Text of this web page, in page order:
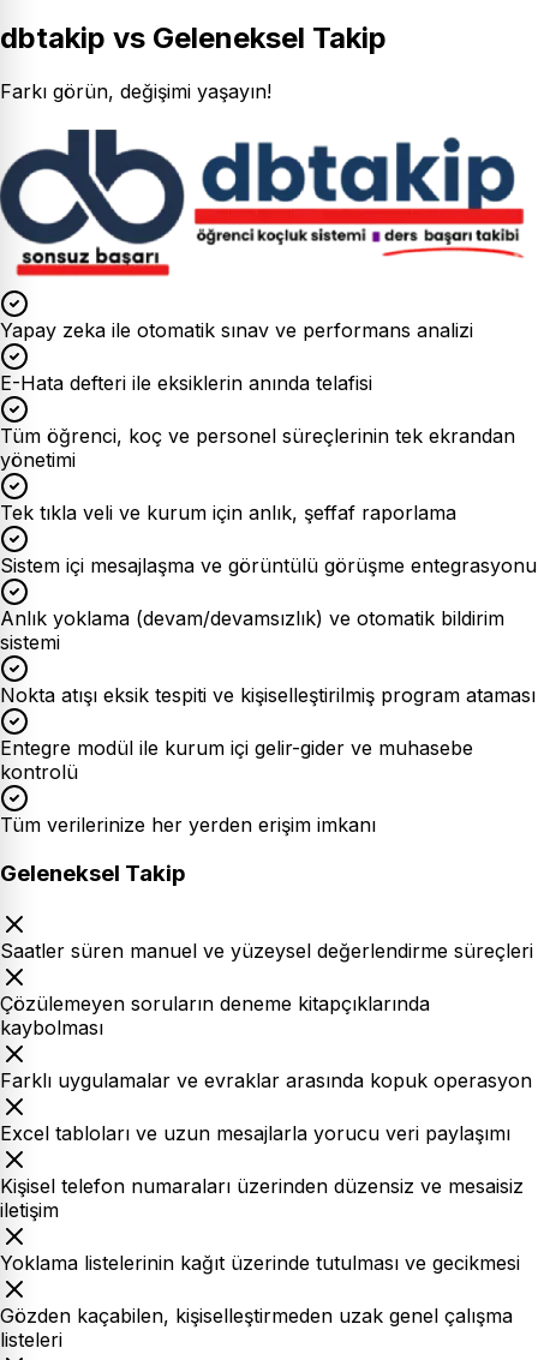
dbtakip vs Geleneksel Takip
Farkı görün, değişimi yaşayın!
Yapay zeka ile otomatik sınav ve performans analizi
E-Hata defteri ile eksiklerin anında telafisi
Tüm öğrenci, koç ve personel süreçlerinin tek ekrandan
yönetimi
Tek tıkla veli ve kurum için anlık, şeffaf raporlama
Sistem içi mesajlaşma ve görüntülü görüşme entegrasyonu
Anlık yoklama (devam/devamsızlık) ve otomatik bildirim
sistemi
Nokta atışı eksik tespiti ve kişiselleştirilmiş program ataması
Entegre modül ile kurum içi gelir-gider ve muhasebe
kontrolü
Tüm verilerinize her yerden erişim imkanı
Geleneksel Takip
Saatler süren manuel ve yüzeysel değerlendirme süreçleri
Çözülemeyen soruların deneme kitapçıklarında
kaybolması
Farklı uygulamalar ve evraklar arasında kopuk operasyon
Excel tabloları ve uzun mesajlarla yorucu veri paylaşımı
Kişisel telefon numaraları üzerinden düzensiz ve mesaisiz
iletişim
Yoklama listelerinin kağıt üzerinde tutulması ve gecikmesi
Gözden kaçabilen, kişiselleştirmeden uzak genel çalışma
listeleri